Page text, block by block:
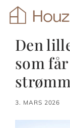
Hopp
Den
som
3. MARS 2026